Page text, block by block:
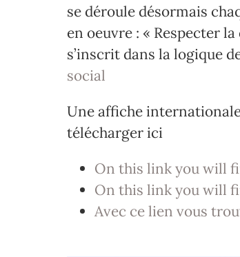
se déroule désormais
en oeuvre : « Respecter
s’inscrit dans la logique
social
Une affiche
télécharger ici
On this link you will
On this link you will
Avec ce lien vous